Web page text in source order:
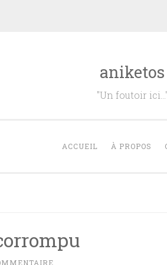
aniketos
"Un foutoir ici…"
ACCUEIL À PROPOS